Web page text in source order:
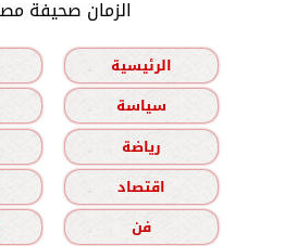
الزمان صحيفة
الرئيسية
سياسة
رياضة
اقتصاد
فن